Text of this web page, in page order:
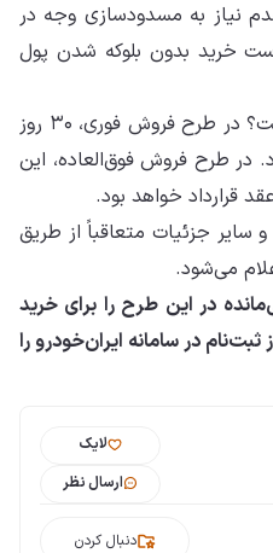
نیاز به مسدودسازی وجه در
خرید بدون بلوکه شدن پول
موعد تحویل خودروها چقدر است؟ در طرح فروش فوری، ۳۰ روز
در طرح فروش فوق‌العاده، این
سایر جزئیات متعاقباً از طریق
می‌شود.
در این طرح را برای خرید
در سامانه ایران‌خودرو را
لایک
ارسال نظر
دنبال کردن